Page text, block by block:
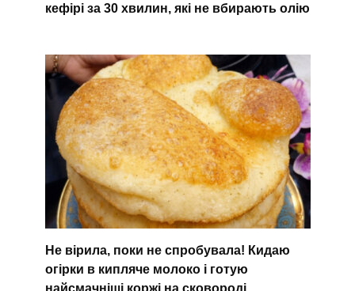
кефірі за 30 хвилин, які не вбирають олію
Не вірила, поки не спробувала! Кидаю
огірки в кипляче молоко і готую
найсмачніші коржі на сковороді